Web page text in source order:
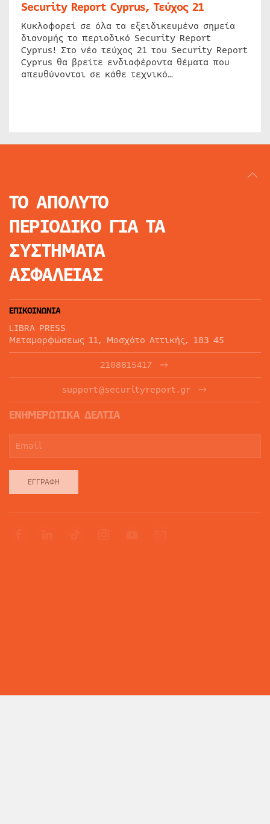
Security Report Cyprus, Τεύχος 21
Κυκλοφορεί σε όλα τα εξειδικευμένα σημεία
διανομής το περιοδικό Security Report
Cyprus! Στο νέο τεύχος 21 του Security Report
Cyprus θα βρείτε ενδιαφέροντα θέματα που
απευθύνονται σε κάθε τεχνικό…
ΤΟ ΑΠΟΛΥΤΟ
ΠΕΡΙΟΔΙΚΟ ΓΙΑ ΤΑ
ΣΥΣΤΗΜΑΤΑ
ΑΣΦΑΛΕΙΑΣ
ΕΠΙΚΟΙΝΩΝΙΑ
LIBRA PRESS
Μεταμορφώσεως 11, Μοσχάτο Αττικής, 183 45
2108815417
support@securityreport.gr
ΕΝΗΜΕΡΩΤΙΚΑ ΔΕΛΤΙΑ
ΕΓΓΡΑΦΉ